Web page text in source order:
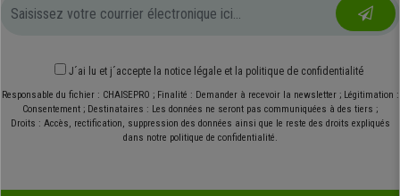
J´ai lu et j´accepte la notice légale et la politique de confidentialité
Responsable du fichier : CHAISEPRO ; Finalité : Demander à recevoir la newsletter ; Légitimation :
Consentement ; Destinataires : Les données ne seront pas communiquées à des tiers ;
Droits : Accès, rectification, suppression des données ainsi que le reste des droits expliqués
dans notre politique de confidentialité.